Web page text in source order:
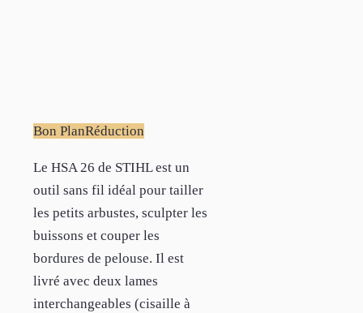
Bon PlanRéduction
Le HSA 26 de STIHL est un
outil sans fil idéal pour tailler
les petits arbustes, sculpter les
buissons et couper les
bordures de pelouse. Il est
livré avec deux lames
interchangeables (cisaille à